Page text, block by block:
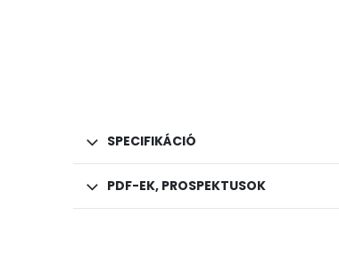
SPECIFIKÁCIÓ
PDF-EK, PROSPEKTUSOK